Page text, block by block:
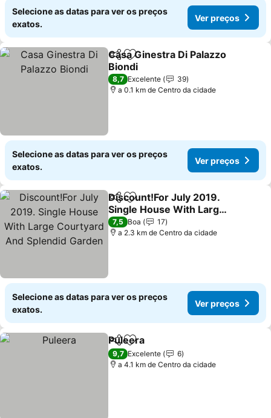
Selecione as datas para ver os preços
exatos.
Ver preços
PartilharAdicionar aos favoritos
Casa Ginestra Di Palazzo
Biondi
Ver preços
8,7 Excelente
39
a 0.1 km de Centro da cidade
Selecione as datas para ver os preços
exatos.
Ver preços
PartilharAdicionar aos favoritos
Discount!For July 2019.
Single House With Large
Courtyard And Splendid
Garden
Ver preços
7,5 Boa
17
a 2.3 km de Centro da cidade
Selecione as datas para ver os preços
exatos.
Ver preços
PartilharAdicionar aos favoritos
Puleera
9,7 Excelente
6
a 4.1 km de Centro da cidade